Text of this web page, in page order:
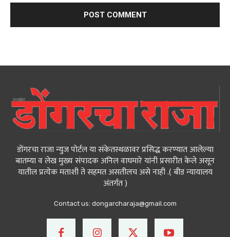
डोंगरचा राजा न्युज पोर्टल या संकेतस्थळावर प्रसिद्ध करण्यात आलेल्या
बातम्या व लेख मुख्य संपादक अनिल वाघमारे यांनी प्रसारीत केले असून
यातील प्रत्येक मताशी ते सहमत असतीलच असे नाही .( बीड न्यायालय
अंतर्गत )
Contact us: dongarcharaja@gmail.com